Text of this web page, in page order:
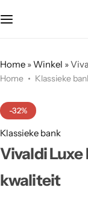
Home »Winkel »
Home Klassieke
-32%
Klassieke bank
Vivaldi
kwaliteit